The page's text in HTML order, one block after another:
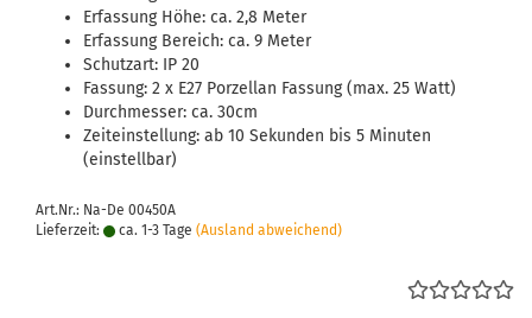
Erfassung Höhe: ca. 2,8 Meter
Erfassung Bereich: ca. 9 Meter
Schutzart: IP 20
Fassung: 2 x E27 Porzellan Fassung (max. 25 Watt)
Durchmesser: ca. 30cm
Zeiteinstellung: ab 10 Sekunden bis 5 Minuten
(einstellbar)
Art.Nr.: Na-De 00450A
Lieferzeit:
ca. 1-3 Tage (Ausland abweichend)